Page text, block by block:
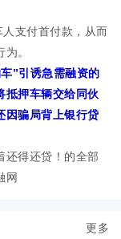
支付首付款，从而
。
”引诱急需融资的
抵押车辆交给同伙
因骗局背上银行贷
还得还贷！的全部
网
更多